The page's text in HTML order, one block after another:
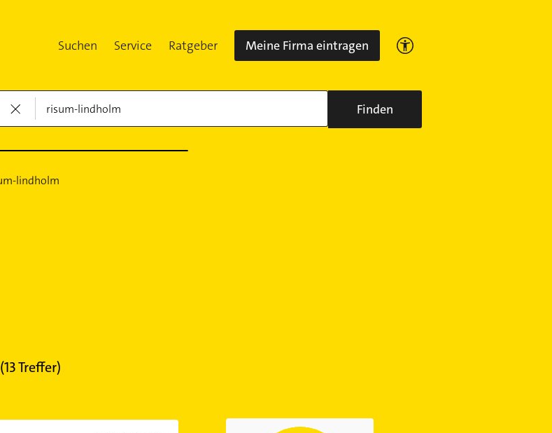
Suchen Service Ratgeber Meine Firma eintragen
Finden
(13Treffer)